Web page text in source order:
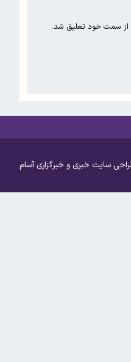
از سمت خود تعلیق شد.
سایت خبری و خبرگزاری آسام